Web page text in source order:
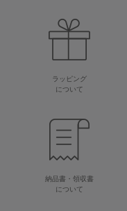
ラッピング
について
納品書・領収書
について